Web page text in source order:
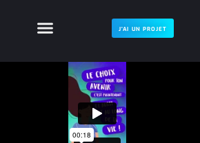
J'AI UN PROJET